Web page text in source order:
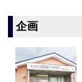
企画